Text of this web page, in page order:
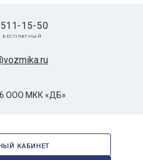
ООО МКК «ДБ»
15-50
бесплатный
кабинет